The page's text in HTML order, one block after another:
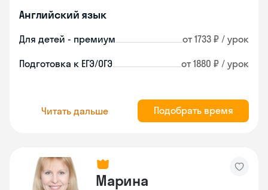
Английский язык
Для детей - премиум от 1733 ₽ / урок
Подготовка к ЕГЭ/ОГЭ от 1880 ₽ / урок
Читать дальше Подобрать время
Марина